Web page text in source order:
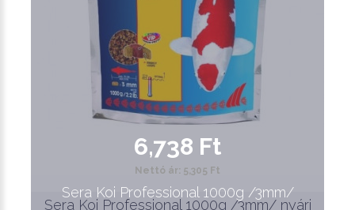
Sera Koi Professional 1000g /3mm/ nyári
6,738 Ft
Nettó ár: 5,305 Ft
Sera Koi Professional 1000g /3mm/